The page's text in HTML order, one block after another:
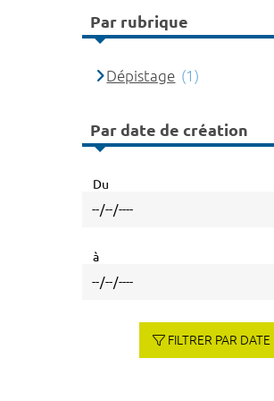
Par rubrique
Dépistage (1)
Par date de création
Du
à
FILTRER PAR DATE